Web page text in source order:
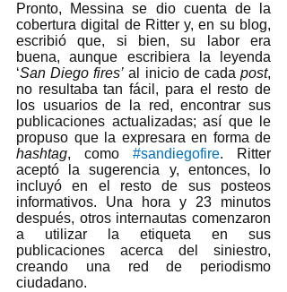
Pronto, Messina se dio cuenta de la
cobertura digital de Ritter y, en su blog,
escribió que, si bien, su labor era
buena, aunque escribiera la leyenda
‘San Diego fires’ al inicio de cada post,
no resultaba tan fácil, para el resto de
los usuarios de la red, encontrar sus
publicaciones actualizadas; así que le
hashtag, como #sandiegofire. Ritter
aceptó la sugerencia y, entonces, lo
incluyó en el resto de sus posteos
informativos. Una hora y 23 minutos
después, otros internautas comenzaron
a utilizar la etiqueta en sus
publicaciones acerca del siniestro,
creando una red de periodismo
ciudadano.